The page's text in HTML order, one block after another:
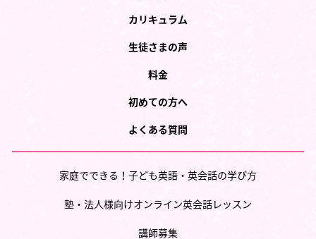
カリキュラム
生徒さまの声
料金
初めての方へ
よくある質問
家庭でできる！子ども英語・英会話の学び方
塾・法人様向けオンライン英会話レッスン
講師募集